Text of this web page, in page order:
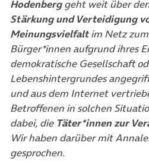
Hodenberggeht weit über
Stärkung und Verteidigung
Meinungsvielfaltim Netz
Bürger*innen aufgrund ihres
demokratische Gesellschaft
Lebenshintergrundes
und aus dem Internet
Betroffenen in solchen
dabei, die Täter*innen zur
Wir haben darüber mit
gesprochen.